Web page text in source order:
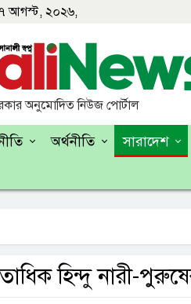
আগস্ট, ২০২৬,
অনুমোদিত নিউজ পোর্টাল
অর্থনীতি সারাদেশ
হিন্দু নারী-